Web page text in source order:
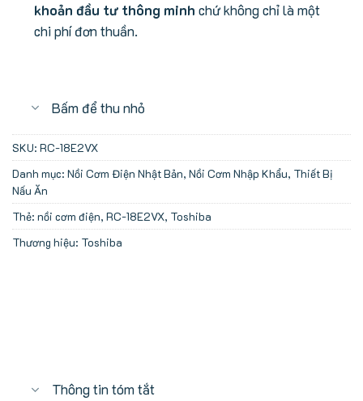
khoản đầu tư thông minh chứ không chỉ là một
chi phí đơn thuần.
Bấm để thu nhỏ
SKU: RC-18E2VX
Danh mục: Nồi Cơm Điện Nhật Bản, Nồi Cơm Nhập Khẩu, Thiết Bị
Nấu Ăn
Thẻ: nồi cơm điện, RC-18E2VX, Toshiba
Thương hiệu: Toshiba
Thông tin tóm tắt